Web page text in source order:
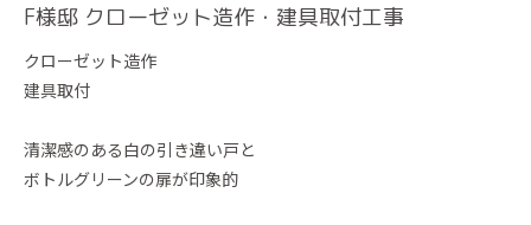
F様邸 クローゼット造作・建具取付工事
クローゼット造作
建具取付
清潔感のある白の引き違い戸と
ボトルグリーンの扉が印象的